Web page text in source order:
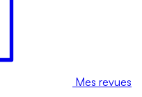
Mes revues